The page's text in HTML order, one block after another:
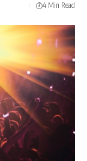
4 Min Read